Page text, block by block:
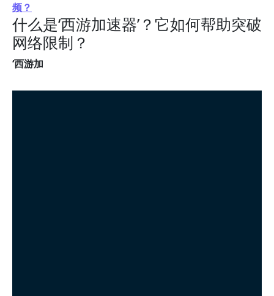
频？
什么是‘西游加速器’？它如何帮助突破
网络限制？
‘西游加